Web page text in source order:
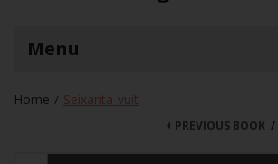
Menu
Home / Seixanta-vuit
PREVIOUS BOOK /